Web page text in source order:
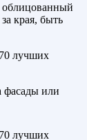
края, быть
фасады или